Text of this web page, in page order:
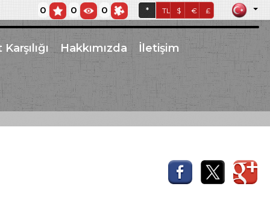
0 0 0 * TL $ € £
Hakkımızda İletişim